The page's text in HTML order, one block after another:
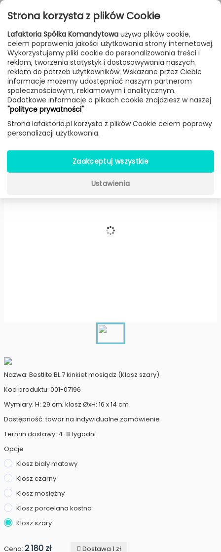
Przejdź do treści
FILTROWANIE & SORTOWANIE
Lampy Producenci Gubi Produkt
Bestlite BL 7 kinkiet mosiądz
(Klosz szary) - Gubi
Nazwa: Bestlite BL 7 kinkiet mosiądz (Klosz szary)
Kod produktu: 001-07196
Wymiary: H: 29 cm; klosz ØxH: 16 x 14 cm
Dostępność: towar na indywidualne zamówienie
Termin dostawy: 4-8 tygodni
Opcje
Klosz biały matowy
Klosz czarny
Klosz mosiężny
Klosz porcelana kostna
Klosz szary
Cena: 2 180 zł
Dostawa 1 zł
Strona korzysta z plików Cookie
Lafaktoria Spółka Komandytowa używa plików cookie,
celem poprawienia jakości użytkowania strony internetowej.
Wykorzystujemy pliki cookie do personalizowania treści i
reklam, tworzenia statystyk i dostosowywania naszych
reklam do potrzeb użytkowników. Wskazane przez Ciebie
informacje możemy udostępniać naszym partnerom
społecznościowym, reklamowym i analitycznym.
Dodatkowe informacje o plikach cookie znajdziesz w naszej
"polityce prywatności"
Strona lafaktoria.pl korzysta z plików Cookie celem poprawy
personalizacji użytkowania.
Zaakceptuj wszystkie
Ustawienia